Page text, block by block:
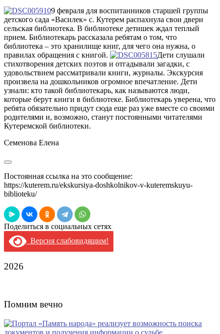
9 февраля для воспитанников старшей группы
детского сада «Василек» с. Кутерем распахнула свои двери
сельская библиотека. В библиотеке детишек ждал теплый
прием. Библиотекарь рассказала ребятам о том, что
библиотека – это хранилище книг, для чего она нужна, о
правилах обращения с книгой.
Дети слушали
стихотворения детских поэтов и отгадывали загадки, с
удовольствием рассматривали книги, журналы. Экскурсия
произвела на дошкольников огромное впечатление. Дети
узнали: кто такой библиотекарь, как называются люди,
которые берут книги в библиотеке. Библиотекарь уверена, что
ребята обязательно придут сюда еще раз уже вместе со своими
родителями и, возможно, станут постоянными читателями
Кутеремской библиотеки.
Семенова Елена
Постоянная ссылка на это сообщение:
https://kuterem.ru/ekskursiya-doshkolnikov-v-kuteremskuyu-
biblioteku/
Поделиться в социальных сетях
Версия слабовидящим!
2026
Помним вечно